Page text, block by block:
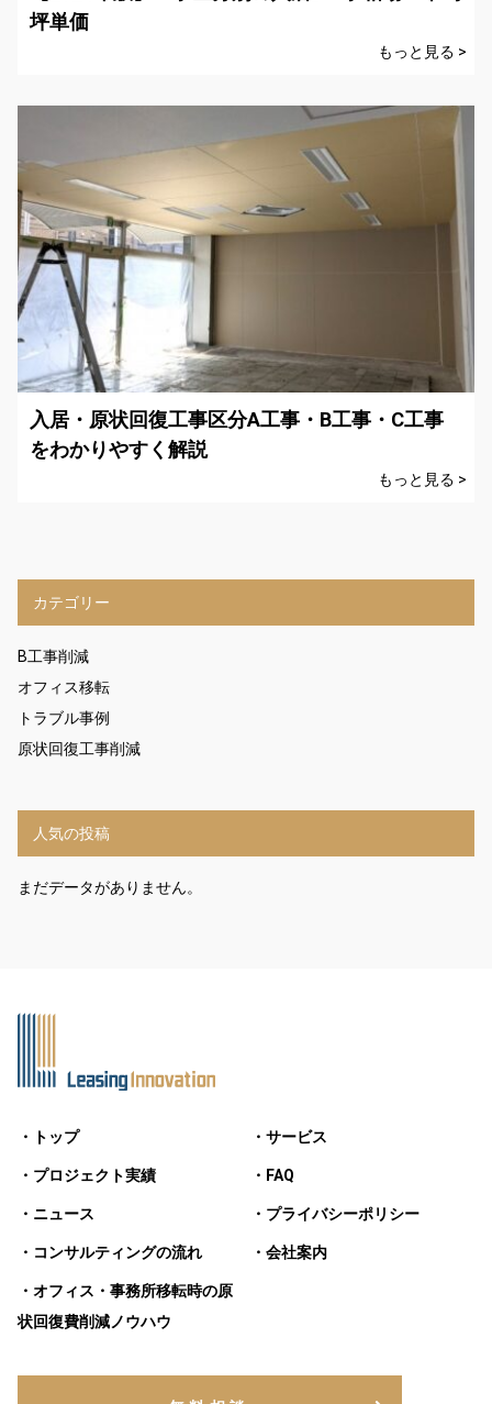
坪単価
もっと見る >
入居・原状回復工事区分A工事・B工事・C工事
をわかりやすく解説
もっと見る >
カテゴリー
B工事削減
オフィス移転
トラブル事例
原状回復工事削減
人気の投稿
まだデータがありません。
・トップ ・サービス
・プロジェクト実績 ・FAQ
・ニュース ・プライバシーポリシー
・コンサルティングの流れ ・会社案内
・オフィス・事務所移転時の原
状回復費削減ノウハウ